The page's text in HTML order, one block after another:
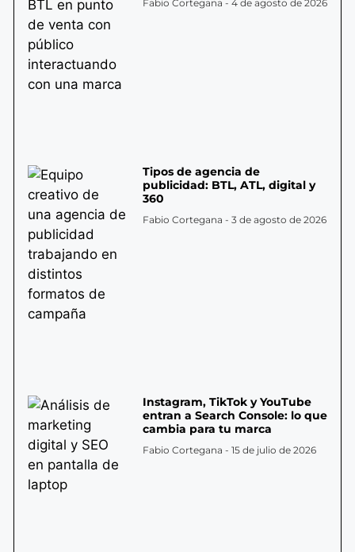
Fabio Cortegana 4 de agosto de 2026
Tipos de agencia de
publicidad: BTL, ATL, digital y
360
Fabio Cortegana 3 de agosto de 2026
Instagram, TikTok y YouTube
entran a Search Console: lo que
cambia para tu marca
Fabio Cortegana 15 de julio de 2026